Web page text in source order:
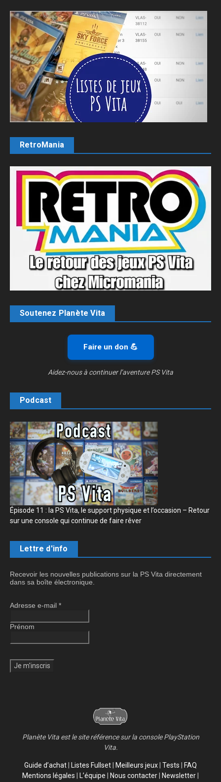
RetroMania
Soutenez Planète Vita
Faire un don 💪
Aidez-nous à continuer l’aventure PS Vita
Podcast
Épisode 11 : la PS Vita, le support physique et l’occasion – Retour
sur une console qui continue de faire rêver
Lettre d'info
Recevoir les nouvelles publications sur la PS Vita directement
dans sa boîte électronique.
Adresse e-mail *
Prénom
Planète Vita est le site référence sur la console PlayStation
Vita.
Guide d’achat| Listes Fullset| Meilleurs jeux| Tests | FAQ
Mentions légales | L’équipe | Nous contacter| Newsletter|